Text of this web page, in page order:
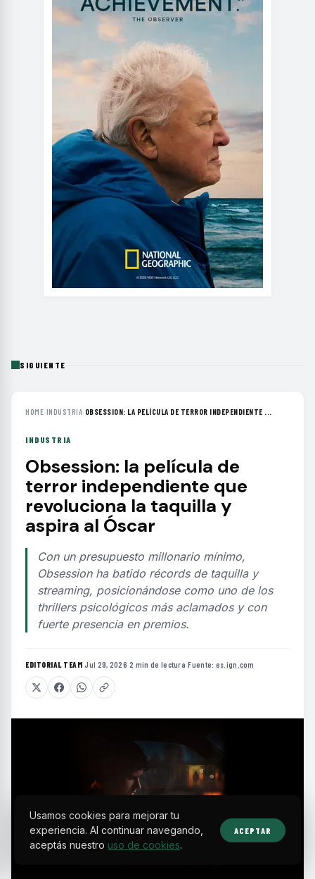
SIGUIENTE
HOME›INDUSTRIA› OBSESSION: LA PELÍCULA DE TERROR INDEPENDIENTE ...
INDUSTRIA
Obsession: la película de
terror independiente que
revoluciona la taquilla y
aspira al Óscar
Con un presupuesto millonario mínimo,
Obsession ha batido récords de taquilla y
streaming, posicionándose como uno de los
thrillers psicológicos más aclamados y con
fuerte presencia en premios.
EDITORIAL TEAM·Jul 29, 2026·2 min de lectura·Fuente: es.ign.com
Usamos cookies para mejorar tu
experiencia. Al continuar navegando,
aceptás nuestro uso de cookies.
ACEPTAR